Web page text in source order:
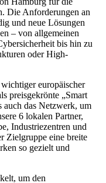
Die Anforderungen an
und neue Lösungen
– von allgemeinen
bis hin zu
oder High-
europäischer
preisgekrönte „Smart
auch das Netzwerk, um
6 lokalen Partner,
Industriezentren und
Zielgruppe eine breite
so gezielt und
um den